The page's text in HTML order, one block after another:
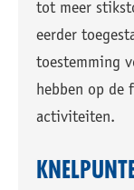
tot meer
eerder
toestemming
hebben op de
activiteiten.